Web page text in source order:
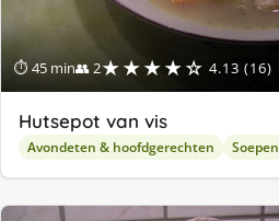
⏱ 45 min👥 2★★★★☆ 4.13 (16)
Hutsepot van vis
Avondeten & hoofdgerechten Soepen